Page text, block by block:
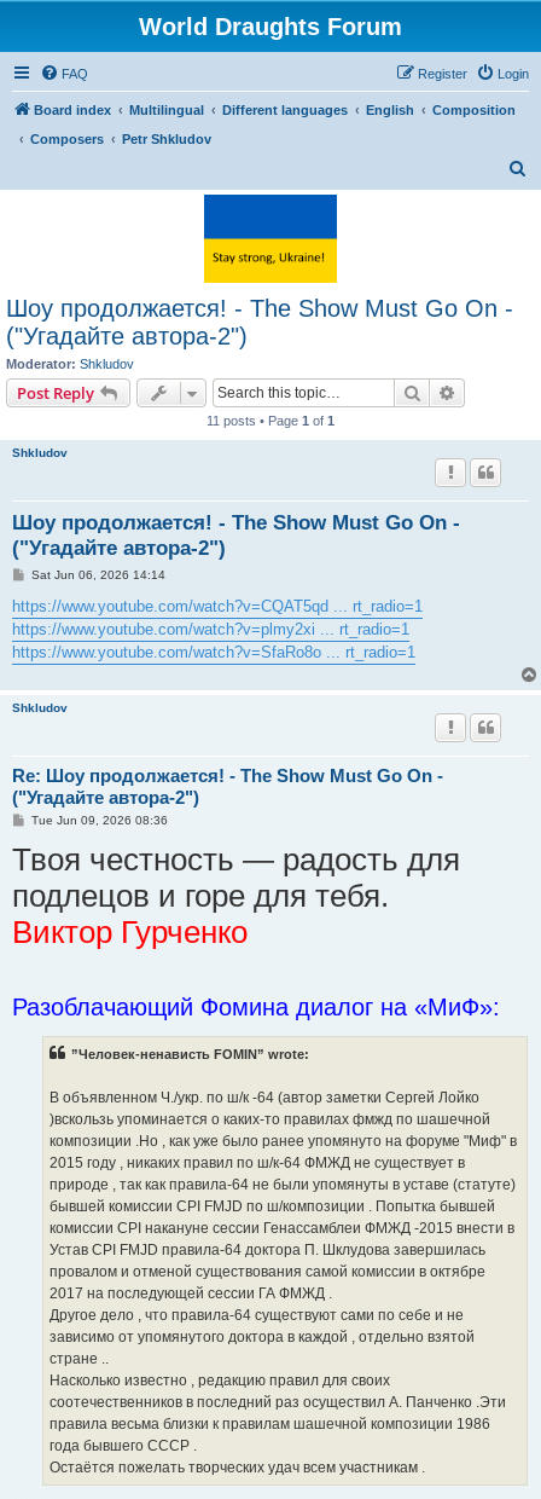
World Draughts Forum
FAQ Login
Register
Board index Multilingual Different languages English
Composition
Composers
Petr Shkludov
Шоу продолжается! - The Show Must Go On -
("Угадайте автора-2")
Moderator: Shkludov
Post Reply Search
11 posts • Page 1 of 1
Shkludov
Шоу продолжается! - The Show Must Go On -
("Угадайте автора-2")
P
s
t
Sat Jun 06, 2026 14:14
https://www.youtube.com/watch?v=CQAT5qd ... rt_radio=1
https://www.youtube.com/watch?v=plmy2xi ... rt_radio=1
https://www.youtube.com/watch?v=SfaRo8o ... rt_radio=1
Shkludov
Re: Шоу продолжается! - The Show Must Go On -
("Угадайте автора-2")
P
s
Tue Jun 09, 2026 08:36
Твоя честность — радость для
подлецов и горе для тебя.
Виктор Гурченко
Разоблачающий Фомина диалог на «МиФ»:
”Человек-ненависть FOMIN” wrote:
В объявленном Ч./укр. по ш/к -64 (автор заметки Сергей Лойко
)вскользь упоминается о каких-то правилах фмжд по шашечной
композиции .Но , как уже было ранее упомянуто на форуме "Миф" в
2015 году , никаких правил по ш/к-64 ФМЖД не существует в
природе , так как правила-64 не были упомянуты в уставе (статуте)
бывшей комиссии CPI FMJD по ш/композиции . Попытка бывшей
комиссии CPI накануне сессии Генассамблеи ФМЖД -2015 внести в
Устав CPI FMJD правила-64 доктора П. Шклудова завершилась
провалом и отменой существования самой комиссии в октябре
2017 на последующей сессии ГА ФМЖД .
Другое дело , что правила-64 существуют сами по себе и не
зависимо от упомянутого доктора в каждой , отдельно взятой
стране ..
Насколько известно , редакцию правил для своих
соотечественников в последний раз осуществил А. Панченко .Эти
правила весьма близки к правилам шашечной композиции 1986
года бывшего СССР .
Остаётся пожелать творческих удач всем участникам .